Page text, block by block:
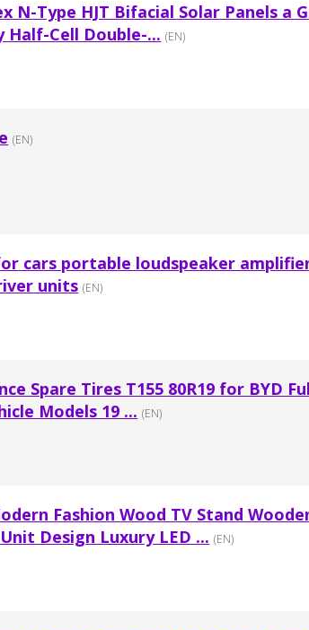
N-Type HJT Bifacial Solar Panels a
Half-Cell Double-... (EN)
(EN)
cars portable loudspeaker
units (EN)
Spare Tires T155 80R19 for BYD
Models 19 ... (EN)
Fashion Wood TV Stand
Design Luxury LED ... (EN)